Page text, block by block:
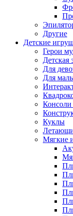
Другие
Детские
Герои
Детская
Для
Для
Консоли
Куклы
Мягкие